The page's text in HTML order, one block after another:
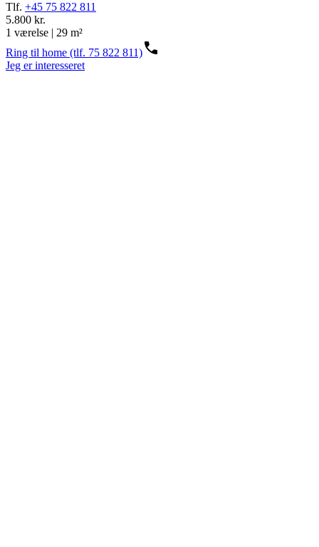
Tlf. +45 75 822 811
5.800 kr.
1 værelse | 29 m²
Ring til home (tlf. 75 822 811)
Jeg er interesseret